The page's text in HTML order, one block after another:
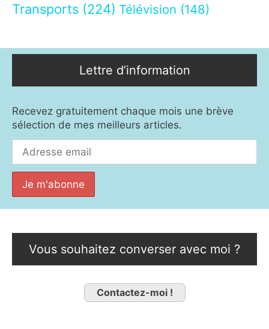
Transports (224) Télévision (148)
Lettre d’information
Recevez gratuitement chaque mois une brève
sélection de mes meilleurs articles.
Vous souhaitez converser avec moi ?
Contactez-moi !